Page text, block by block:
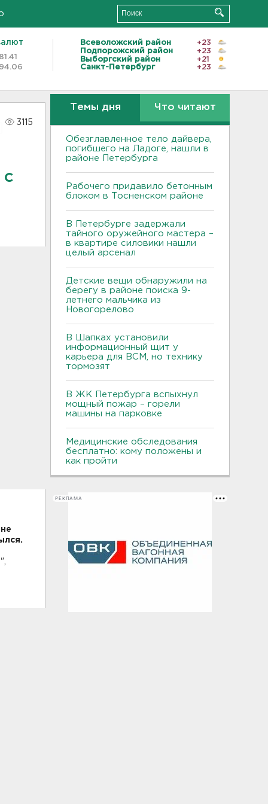
Всеволожский район
+23
Подпорожский район
+23
Выборгский район
+21
Санкт-Петербург
+23
3115
с
Темы дня Что читают
Обезглавленное тело дайвера,
погибшего на Ладоге, нашли в
районе Петербурга
Рабочего придавило бетонным
блоком в Тосненском районе
В Петербурге задержали
тайного оружейного мастера –
в квартире силовики нашли
целый арсенал
Детские вещи обнаружили на
берегу в районе поиска 9-
летнего мальчика из
Новогорелово
В Шапках установили
информационный щит у
карьера для ВСМ, но технику
тормозят
В ЖК Петербурга вспыхнул
мощный пожар – горели
машины на парковке
Медицинские обследования
бесплатно: кому положены и
как пройти
РЕКЛАМА